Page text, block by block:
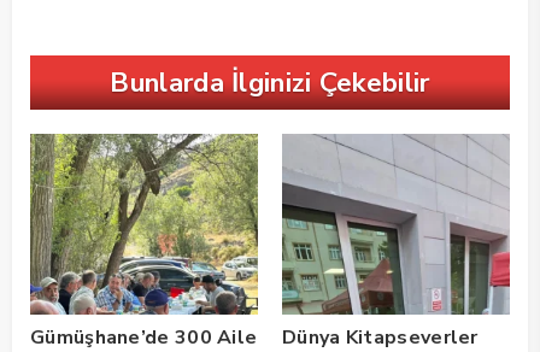
Bunlarda İlginizi Çekebilir
Gümüşhane’de 300 Aile
Dünya Kitapseverler